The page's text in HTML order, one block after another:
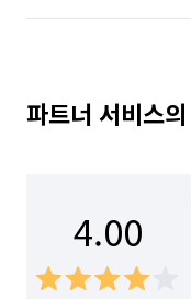
파트너 서비스
4.00